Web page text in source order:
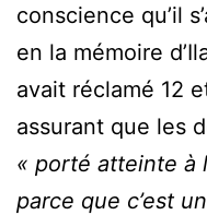
conscience qu’il
en la mémoire
avait réclamé 12
assurant que les
« porté atteinte à
parce que c’est